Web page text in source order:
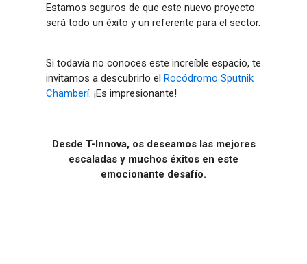
Estamos seguros de que este nuevo proyecto
será todo un éxito y un referente para el sector.
Si todavía no conoces este increíble espacio, te
invitamos a descubrirlo el Rocódromo Sputnik
Chamberí. ¡Es impresionante!
Desde T-Innova, os deseamos las mejores
escaladas y muchos éxitos en este
emocionante desafío.